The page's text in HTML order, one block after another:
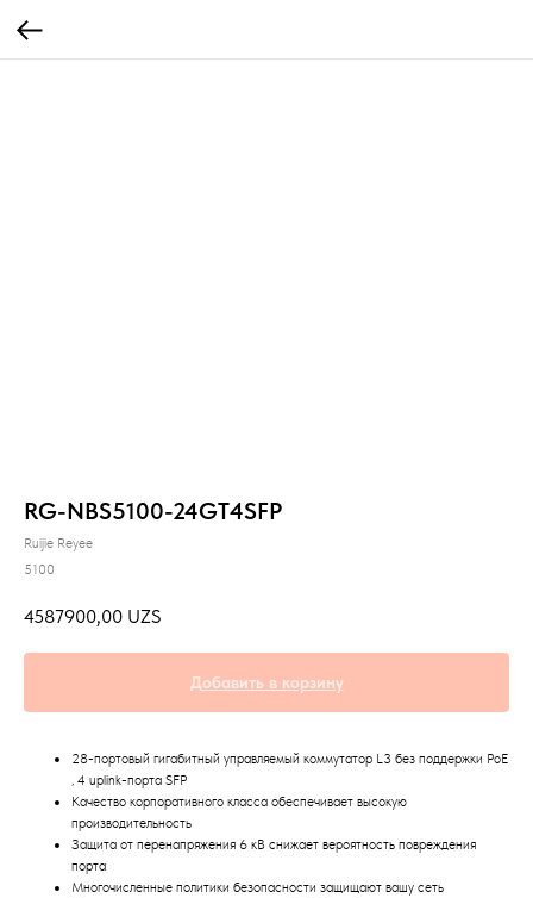
RG-NBS5100-24GT4SFP
Ruijie Reyee
5100
4587900,00 UZS
Добавить в корзину
28-портовый гигабитный управляемый коммутатор L3 без поддержки PoE
, 4 uplink-порта SFP
Качество корпоративного класса обеспечивает высокую
производительность
Защита от перенапряжения 6 кВ снижает вероятность повреждения
порта
Многочисленные политики безопасности защищают вашу сеть